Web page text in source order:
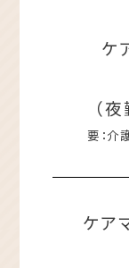
ケ
（
要：介
ケア